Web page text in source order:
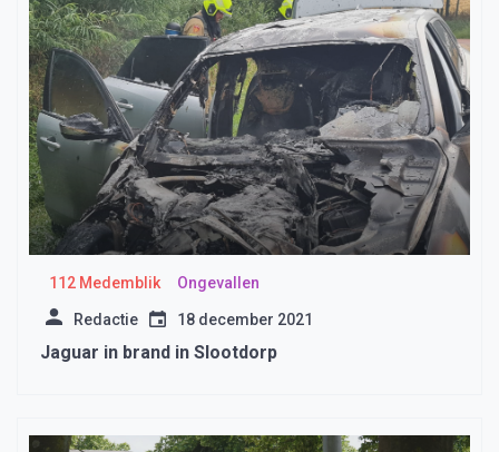
112 Medemblik Ongevallen
Redactie 18 december 2021
Jaguar in brand in Slootdorp